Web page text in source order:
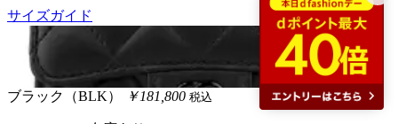
サイズガイド
ブラック（BLK） ￥181,800 税込